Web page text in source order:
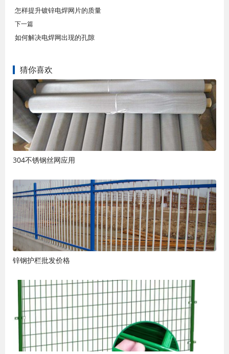
怎样提升镀锌电焊网片的质量
下一篇
如何解决电焊网出现的孔隙
猜你喜欢
304不锈钢丝网应用
锌钢护栏批发价格